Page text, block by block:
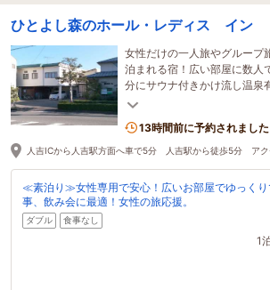
ひとよし森のホール・レディス イン
女性だけの一人旅やグループ
泊まれる宿！広い部屋に数人
分にサウナ付きかけ流し温泉
券支給。
13時間前に予約されました
人吉ICから人吉駅方面へ車で5分 人吉駅から徒歩5分 アク
≪素泊り≫女性専用で安心！広いお部屋でゆっくり
事、飲み会に最適！女性の旅応援。
ダブル 食事なし
1